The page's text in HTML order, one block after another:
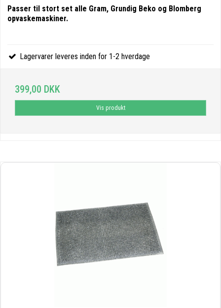
Passer til stort set alle Gram, Grundig Beko og Blomberg
opvaskemaskiner.
Lagervarer leveres inden for 1-2 hverdage
399,00 DKK
Vis produkt